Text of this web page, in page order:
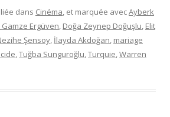
dans Cinéma, et marquée avecAyberk
Ergüven, Doğa Zeynep Doğuşlu, Elit
Şensoy, İlayda Akdoğan, mariage
,Tuğba Sunguroğlu,Turquie,Warren